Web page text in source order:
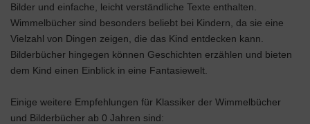
Bilder und einfache, leicht verständliche Texte enthalten.
Wimmelbücher sind besonders beliebt bei Kindern, da sie eine
Vielzahl von Dingen zeigen, die das Kind entdecken kann.
Bilderbücher hingegen können Geschichten erzählen und bieten
dem Kind einen Einblick in eine Fantasiewelt.
Einige weitere Empfehlungen für Klassiker der Wimmelbücher
und Bilderbücher ab 0 Jahren sind: